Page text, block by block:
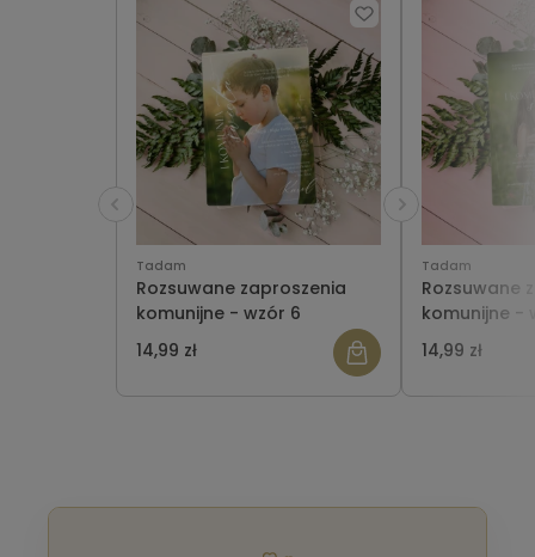
Tadam
Rozsuwane zaproszenia
komunijne - wzór 6
14,99 zł
Tadam
Rozsuwane
komunijne -
14,99 zł